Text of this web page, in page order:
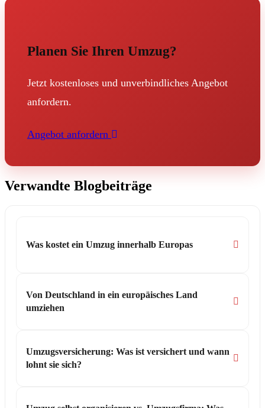
Planen Sie Ihren Umzug?
Jetzt kostenloses und unverbindliches Angebot
anfordern.
Angebot anfordern
Verwandte Blogbeiträge
Was kostet ein Umzug innerhalb Europas
Von Deutschland in ein europäisches Land
umziehen
Umzugsversicherung: Was ist versichert und wann
lohnt sie sich?